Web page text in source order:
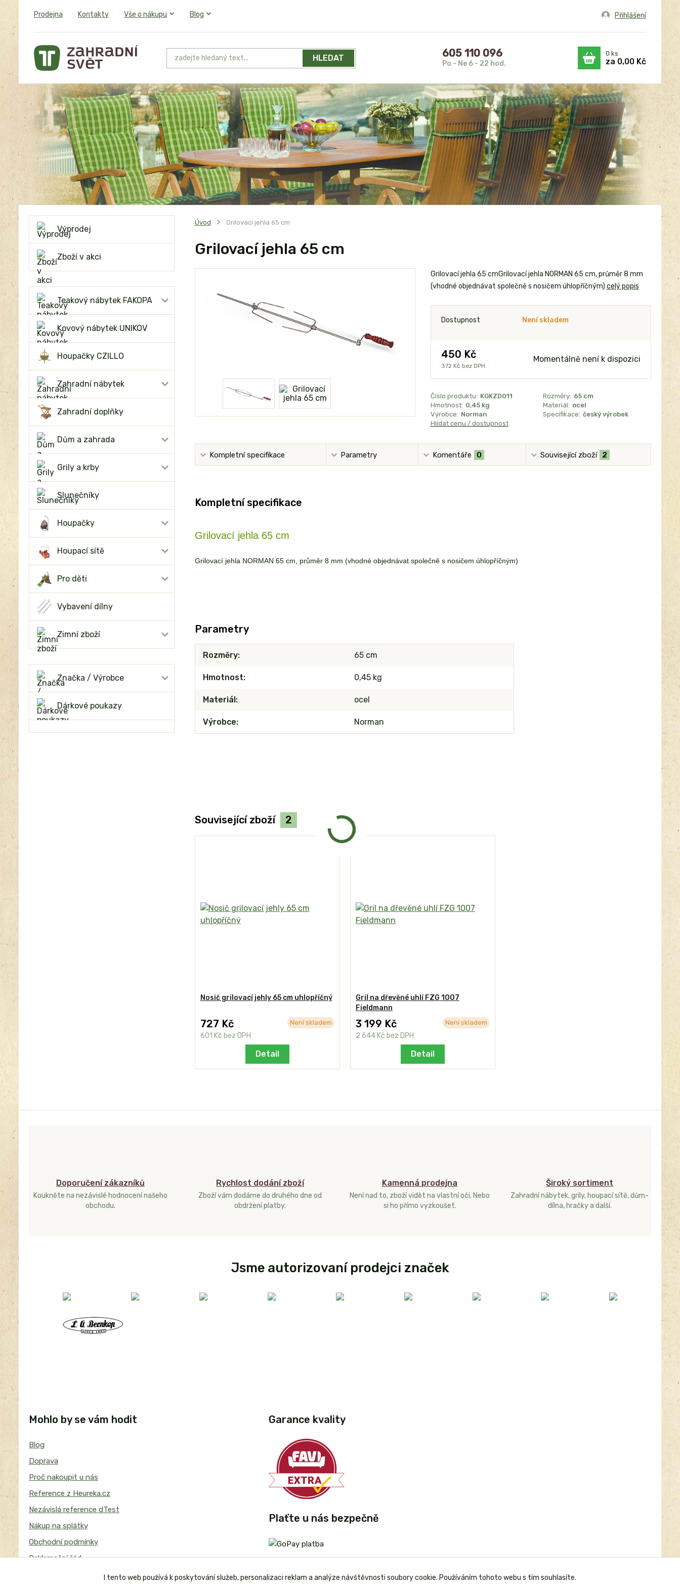
Prodejna Kontakty Vše o nákupu Blog Přihlášení
HLEDAT 605 110 096
Po - Ne 6 - 22 hod.
0 ks
za 0,00 Kč
Výprodej
Zboží v akci
Teakový nábytek FAKOPA
Kovový nábytek UNIKOV
Houpačky CZILLO
Zahradní nábytek
Zahradní doplňky
Dům a zahrada
Grily a krby
Slunečníky
Houpačky
Houpací sítě
Pro děti
Vybavení dílny
Zimní zboží
Značka / Výrobce
Dárkové poukazy
Úvod Grilovací jehla 65 cm
Grilovací jehla 65 cm
Grilovací jehla 65 cmGrilovací jehla NORMAN 65 cm, průměr 8 mm
(vhodné objednávat společně s nosičem úhlopříčným) celý popis
Dostupnost Není skladem
450 Kč
372 Kč bez DPH
Momentálně není k dispozici
Číslo produktu: KGKZD011 Rozměry: 65 cm
Hmotnost: 0,45 kg Materiál: ocel
Výrobce: Norman Specifikace: český výrobek
Hlídat cenu / dostupnost
Kompletní specifikace Parametry Komentáře 0 Související zboží 2
Kompletní specifikace
Grilovací jehla 65 cm
Grilovací jehla NORMAN 65 cm, průměr 8 mm (vhodné objednávat společně s nosičem úhlopříčným)
Parametry
Rozměry 65 cm
Hmotnost 0,45 kg
Materiál ocel
Výrobce Norman
Související zboží 2
Nosič grilovací jehly 65 cm uhlopříčný
727 Kč
601 Kč bez DPH
Není skladem
Detail
Gril na dřevěné uhlí FZG 1007
Fieldmann
3 199 Kč
2 644 Kč bez DPH
Není skladem
Detail
Doporučení zákazníků
Koukněte na nezávislé hodnocení našeho
obchodu.
Rychlost dodání zboží
Zboží vám dodáme do druhého dne od
obdržení platby.
Kamenná prodejna
Není nad to, zboží vidět na vlastní oči. Nebo
si ho přímo vyzkoušet.
Široký sortiment
Zahradní nábytek, grily, houpací sítě, dům-
dílna, hračky a další.
Jsme autorizovaní prodejci značek
Mohlo by se vám hodit
Blog
Doprava
Proč nakoupit u nás
Reference z Heureka.cz
Nezávislá reference dTest
Nákup na splátky
Obchodní podmínky
Reklamační řád
Garance kvality
Plaťte u nás bezpečně
I tento web používá k poskytování služeb, personalizaci reklam a analýze návštěvnosti soubory cookie. Používáním tohoto webu s tím souhlasíte.